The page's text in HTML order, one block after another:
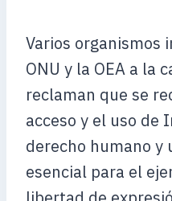
Varios organismos
ONU y la OEA a la
reclaman que se
acceso y el uso de
derecho humano y
esencial para el